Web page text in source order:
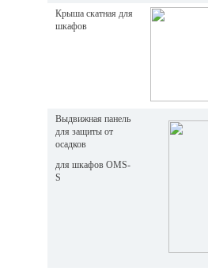
Крыша скатная для
шкафов
Выдвижная панель
для защиты от
осадков
для шкафов OMS-
S